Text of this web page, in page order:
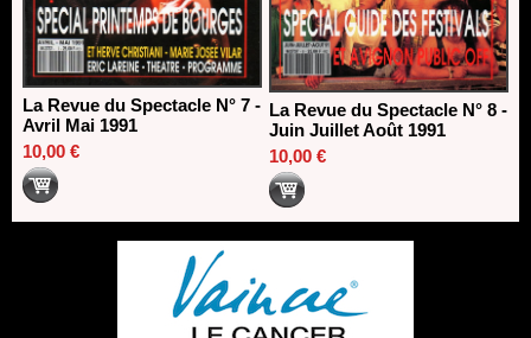
La Revue du Spectacle N° 7 -
Avril Mai 1991
10,00 €
La Revue du Spectacle N° 8 -
Juin Juillet Août 1991
10,00 €